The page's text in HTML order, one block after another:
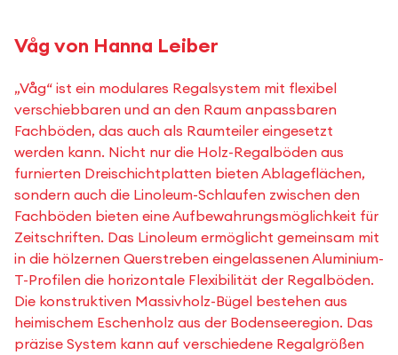
Våg von Hanna Leiber
„Våg“ ist ein modulares Regalsystem mit flexibel
verschiebbaren und an den Raum anpassbaren
Fachböden, das auch als Raumteiler eingesetzt
werden kann. Nicht nur die Holz-Regalböden aus
furnierten Dreischichtplatten bieten Ablageflächen,
sondern auch die Linoleum-Schlaufen zwischen den
Fachböden bieten eine Aufbewahrungsmöglichkeit für
Zeitschriften. Das Linoleum ermöglicht gemeinsam mit
in die hölzernen Querstreben eingelassenen Aluminium-
T-Profilen die horizontale Flexibilität der Regalböden.
Die konstruktiven Massivholz-Bügel bestehen aus
heimischem Eschenholz aus der Bodenseeregion. Das
präzise System kann auf verschiedene Regalgrößen